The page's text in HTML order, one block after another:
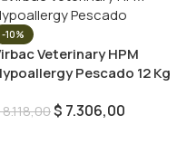
-10%
Veterinary HPM
Pescado 12 Kg
8.118,00$ 7.306,00